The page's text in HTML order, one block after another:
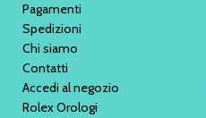
Pagamenti
Spedizioni
Chi siamo
Contatti
Accedi al negozio
Rolex Orologi